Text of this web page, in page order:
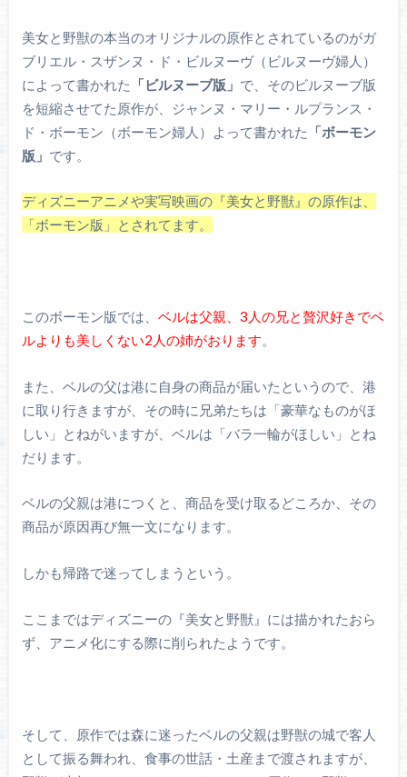
美女と野獣の本当のオリジナルの原作とされているのがガ
ブリエル・スザンヌ・ド・ビルヌーヴ（ビルヌーヴ婦人）
によって書かれた 「ビルヌーブ版」 で、そのビルヌーブ版
を短縮させてた原作が、ジャンヌ・マリー・ルプランス・
ド・ボーモン（ボーモン婦人）よって書かれた 「ボーモン
版」 です。
ディズニーアニメや実写映画の『美女と野獣』の原作は、
「ボーモン版」とされてます。
このボーモン版では、 ベルは父親、3人の兄と贅沢好きでベ
ルよりも美しくない2人の姉がおります。
また、ベルの父は港に自身の商品が届いたというので、港
に取り行きますが、その時に兄弟たちは「豪華なものがほ
しい」とねがいますが、ベルは「バラ一輪がほしい」とね
だります。
ベルの父親は港につくと、商品を受け取るどころか、その
商品が原因再び無一文になります。
しかも帰路で迷ってしまうという。
ここまではディズニーの『美女と野獣』には描かれたおら
ず、アニメ化にする際に削られたようです。
そして、原作では森に迷ったベルの父親は野獣の城で客人
として振る舞われ、食事の世話・土産まで渡されますが、